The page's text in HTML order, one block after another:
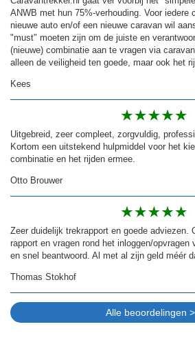
ANWB met hun 75%-verhouding. Voor iedere
nieuwe auto en/of een nieuwe caravan wil
"must" moeten zijn om de juiste en
(nieuwe) combinatie aan te vragen via
alleen de veiligheid ten goede, maar ook het
Kees
Uitgebreid, zeer compleet, zorgvuldig,
Kortom een uitstekend hulpmiddel voor het
combinatie en het rijden ermee.
Otto Brouwer
Zeer duidelijk trekrapport en goede adviezen.
rapport en vragen rond het inloggen/opvragen
en snel beantwoord. Al met al zijn geld méér
Thomas Stokhof